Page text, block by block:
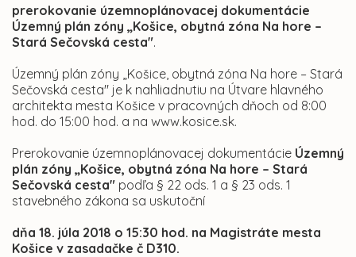
prerokovanie územnoplánovacej dokumentácie
Územný plán zóny „Košice, obytná zóna Na hore –
Stará Sečovská cesta".
Územný plán zóny „Košice, obytná zóna Na hore – Stará
Sečovská cesta" je k nahliadnutiu na Útvare hlavného
architekta mesta Košice v pracovných dňoch od 8:00
hod. do 15:00 hod. a na www.kosice.sk.
Prerokovanie územnoplánovacej dokumentácie Územný
plán zóny „Košice, obytná zóna Na hore – Stará
Sečovská cesta" podľa § 22 ods. 1 a § 23 ods. 1
stavebného zákona sa uskutoční
dňa 18. júla 2018 o 15:30 hod. na Magistráte mesta
Košice v zasadačke č D310.